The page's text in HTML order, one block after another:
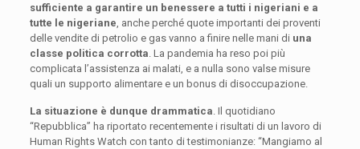
sufficiente a garantire un benessere a tutti i nigeriani e a
tutte le nigeriane , anche perché quote importanti dei proventi
delle vendite di petrolio e gas vanno a finire nelle mani di una
classe politica corrotta . La pandemia ha reso poi più
complicata l’assistenza ai malati, e a nulla sono valse misure
quali un supporto alimentare e un bonus di disoccupazione.
La situazione è dunque drammatica . Il quotidiano
“Repubblica” ha riportato recentemente i risultati di un lavoro di
Human Rights Watch con tanto di testimonianze: “Mangiamo al